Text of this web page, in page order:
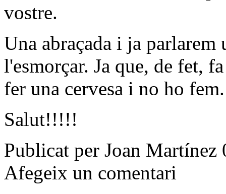
vostre.
Una abraçada i ja
l'esmorçar. Ja que, de fet,
fer una cervesa i no ho fem.
Salut!!!!!
Publicat per Joan
Afegeix un comentari